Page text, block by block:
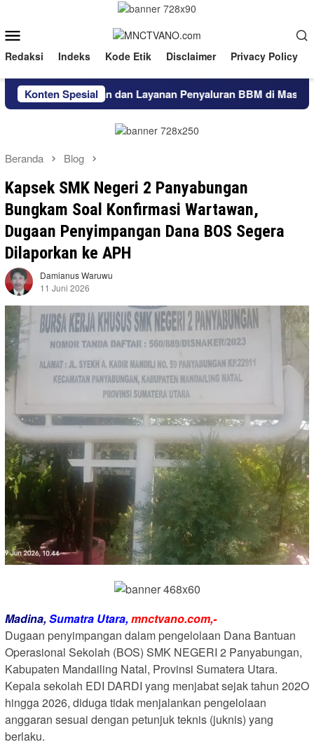
konten
Mobile
Redaksi Indeks Kode Etik Disclaimer Privacy Policy
Konten Spesialdan Layanan Penyaluran BBM di Masohi
Beranda Blog
Kapsek SMK Negeri 2 Panyabungan
Bungkam Soal Konfirmasi Wartawan,
Dugaan Penyimpangan Dana BOS Segera
Dilaporkan ke APH
Damianus Waruwu
11 Juni 2026
Madina,Sumatra Utara,mnctvano.com,-
Dugaan penyimpangan dalam pengelolaan Dana Bantuan
Operasional Sekolah (BOS) SMK NEGERI 2 Panyabungan,
Kabupaten Mandailing Natal, Provinsi Sumatera Utara.
Kepala sekolah EDI DARDI yang menjabat sejak tahun 202O
hingga 2026, diduga tidak menjalankan pengelolaan
anggaran sesuai dengan petunjuk teknis (juknis) yang
berlaku.